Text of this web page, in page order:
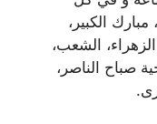
مبارك الكبير،
الزهراء، الشعب،
صباح الناصر،